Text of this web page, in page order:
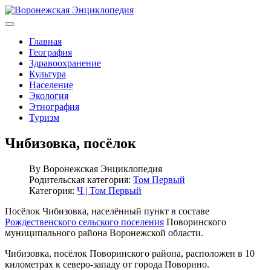
Главная
География
Здравоохранение
Культура
Население
Экология
Этнография
Туризм
Чибизовка, посёлок
By Воронежская Энциклопедия
Родительская категория: Том Первый
Категория: Ч | Том Первый
Посёлок Чибизовка, населённый пункт в составе
Рождественского сельского поселения Поворинского
муниципального района Воронежской области.
Чибизовка, посёлок Поворинского района, расположен в 10
километрах к северо-западу от города Поворино.